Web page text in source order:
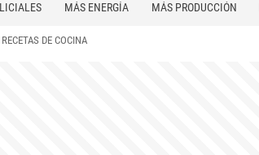
MÁS ENERGÍA MÁS PRODUCCIÓN
RECETAS DE COCINA